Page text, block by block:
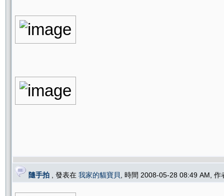
隨手拍 , 發表在 我家的貓寶貝 , 時間 2008-05-28 08:49 AM,